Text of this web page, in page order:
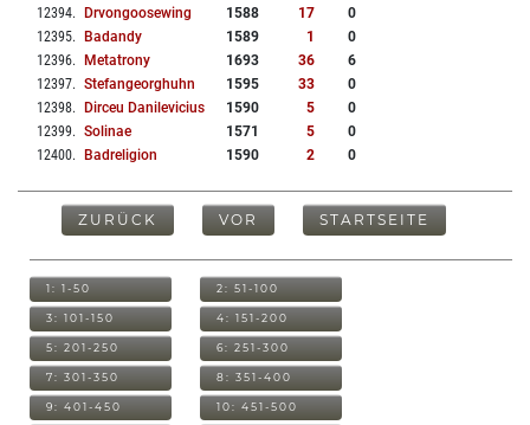
12394. Drvongoosewing 1588 17
0
12395. Badandy 1589 1
0
12396. Metatrony 1693 36
6
12397. Stefangeorghuhn 1595 33
0
12398. Dirceu Danilevicius 1590 5
0
12399. Solinae 1571 5
0
12400. Badreligion 1590 2 0
ZURÜCK VOR STARTSEITE
1: 1-50 2: 51-100
3: 101-150 4: 151-200
5: 201-250 6: 251-300
7: 301-350 8: 351-400
9: 401-450 10: 451-500